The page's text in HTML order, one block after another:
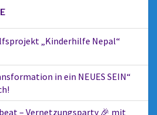
„Kinderhilfe Nepal“
in ein NEUES SEIN“
– Vernetzungsparty 🎉 mit